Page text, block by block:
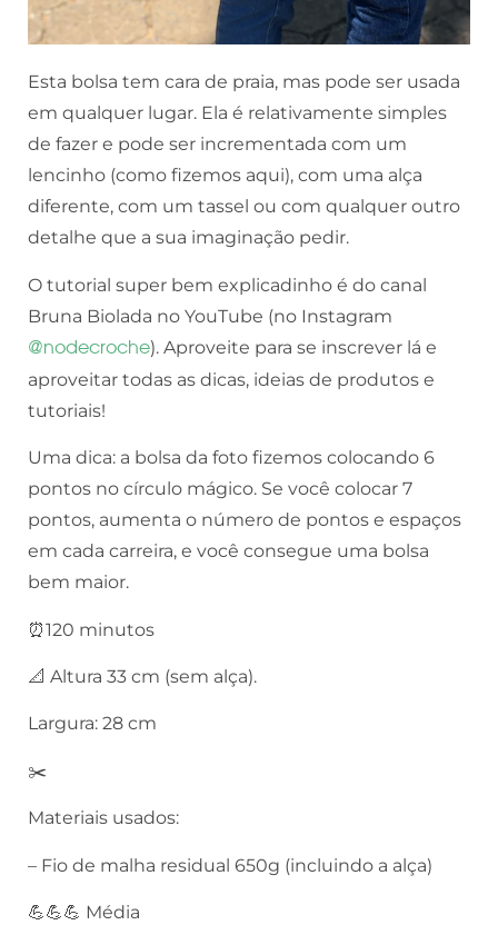
Esta bolsa tem cara de praia, mas pode ser usada
em qualquer lugar. Ela é relativamente simples
de fazer e pode ser incrementada com um
lencinho (como fizemos aqui), com uma alça
diferente, com um tassel ou com qualquer outro
detalhe que a sua imaginação pedir.
O tutorial super bem explicadinho é do canal
Bruna Biolada no YouTube (no Instagram
@nodecroche). Aproveite para se inscrever lá e
aproveitar todas as dicas, ideias de produtos e
tutoriais!
Uma dica: a bolsa da foto fizemos colocando 6
pontos no círculo mágico. Se você colocar 7
pontos, aumenta o número de pontos e espaços
em cada carreira, e você consegue uma bolsa
bem maior.
⏰120 minutos
📐 Altura 33 cm (sem alça).
Largura: 28 cm
✂️
Materiais usados:
– Fio de malha residual 650g (incluindo a alça)
💪💪💪 Média